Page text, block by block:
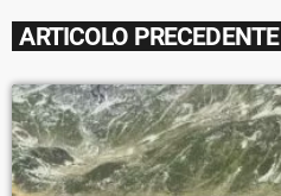
ARTICOLO PRECEDENTE